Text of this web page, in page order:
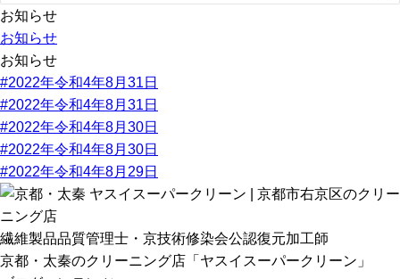
お知らせ
お知らせ
お知らせ
#2022年令和4年8月31日
#2022年令和4年8月31日
#2022年令和4年8月30日
#2022年令和4年8月30日
#2022年令和4年8月29日
繊維製品品質管理士・京技術修染会公認復元加工師
京都・太秦のクリーニング店「ヤスイスーパークリーン」